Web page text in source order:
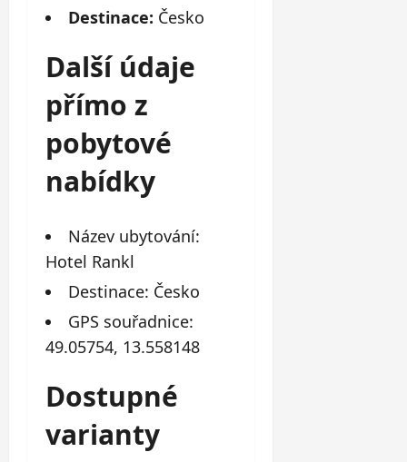
Destinace: Česko
Další údaje
přímo z
pobytové
nabídky
Název ubytování:
Hotel Rankl
Destinace: Česko
GPS souřadnice:
49.05754, 13.558148
Dostupné
varianty